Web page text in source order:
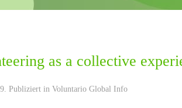
as a collective
Publiziert in Voluntario Global Info